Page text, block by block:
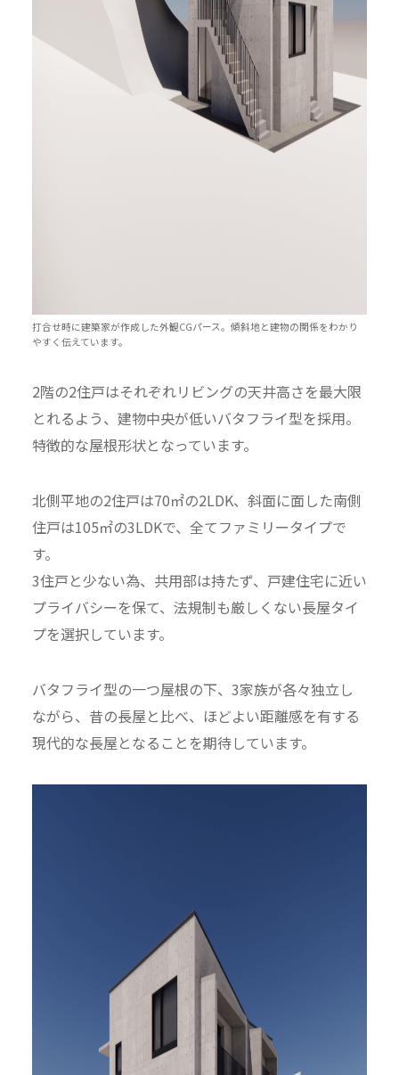
打合せ時に建築家が作成した外観CGパース。傾斜地と建物の関係をわかり
やすく伝えています。
2階の2住戸はそれぞれリビングの天井高さを最大限
とれるよう、建物中央が低いバタフライ型を採用。
特徴的な屋根形状となっています。
北側平地の2住戸は70㎡の2LDK、斜面に面した南側
住戸は105㎡の3LDKで、全てファミリータイプで
す。
3住戸と少ない為、共用部は持たず、戸建住宅に近い
プライバシーを保て、法規制も厳しくない長屋タイ
プを選択しています。
バタフライ型の一つ屋根の下、3家族が各々独立し
ながら、昔の長屋と比べ、ほどよい距離感を有する
現代的な長屋となることを期待しています。